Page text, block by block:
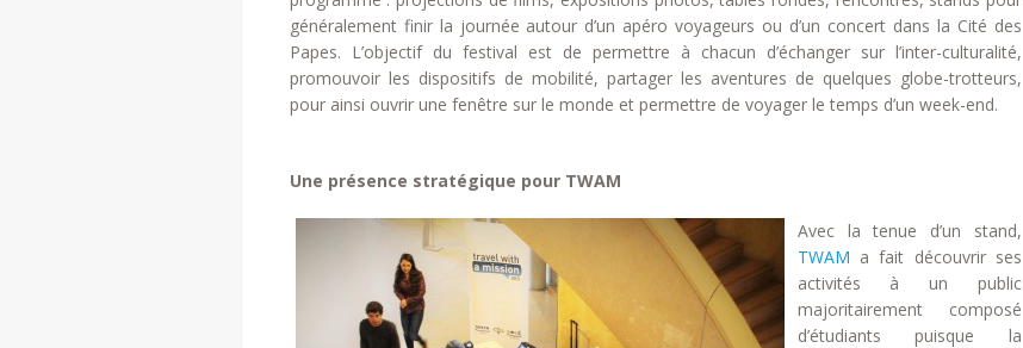
généralement finir la journée autour d’un apéro voyageurs ou d’un concert dans la Cité des
Papes. L’objectif du festival est de permettre à chacun d’échanger sur l’inter-culturalité,
promouvoir les dispositifs de mobilité, partager les aventures de quelques globe-trotteurs,
pour ainsi ouvrir une fenêtre sur le monde et permettre de voyager le temps d’un week-end.
Une présence stratégique pour TWAM
Avec la tenue d’un stand,
TWAM a fait découvrir ses
activités à un public
majoritairement composé
d’étudiants puisque la